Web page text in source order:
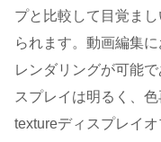
プと比較して目覚ま
られます。動画編集
レンダリングが可能
スプレイは明るく、
textureディスプレイ